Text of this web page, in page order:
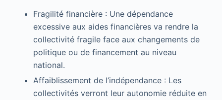
Fragilité financière : Une dépendance
excessive aux aides financières va rendre la
collectivité fragile face aux changements de
politique ou de financement au niveau
national.
Affaiblissement de l’indépendance : Les
collectivités verront leur autonomie réduite en